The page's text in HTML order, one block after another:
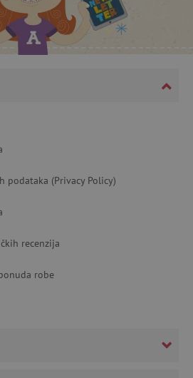
podataka (Privacy Policy)
recenzija
robe